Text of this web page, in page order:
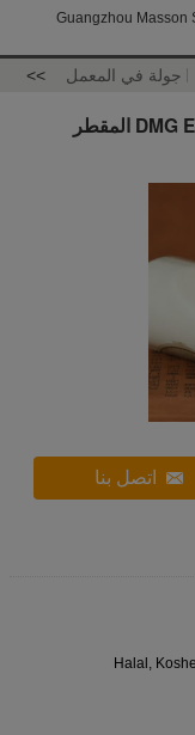
Guangzhou Masson
جولة في المعمل >>
المستنقعات الغذائية DMG E471 Monoglyceride المقطر
اتصل بنا
Halal,